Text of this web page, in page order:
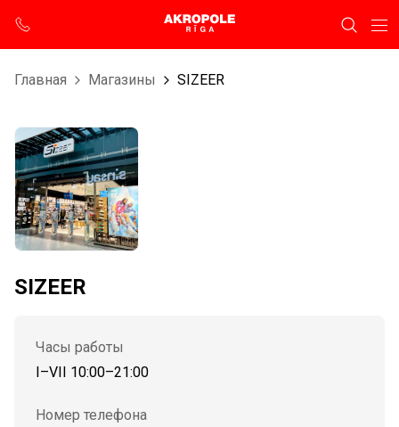
Главная Магазины SIZEER
SIZEER
Часы работы
I–VII 10:00–21:00
Номер телефона